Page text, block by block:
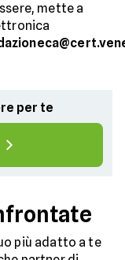
mette a
per te
più adatto a te